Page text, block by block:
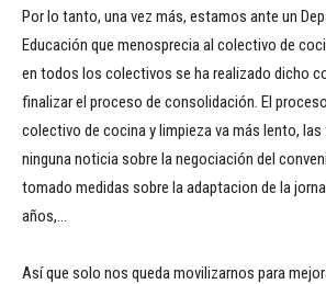
Por lo tanto, una vez más, estamos ante un
Educación que menosprecia al colectivo de
en todos los colectivos se ha realizado dicho
finalizar el proceso de consolidación. El
colectivo de cocina y limpieza va más lento,
ninguna noticia sobre la negociación del
tomado medidas sobre la adaptacion de la
años,…
Así que solo nos queda movilizarnos para